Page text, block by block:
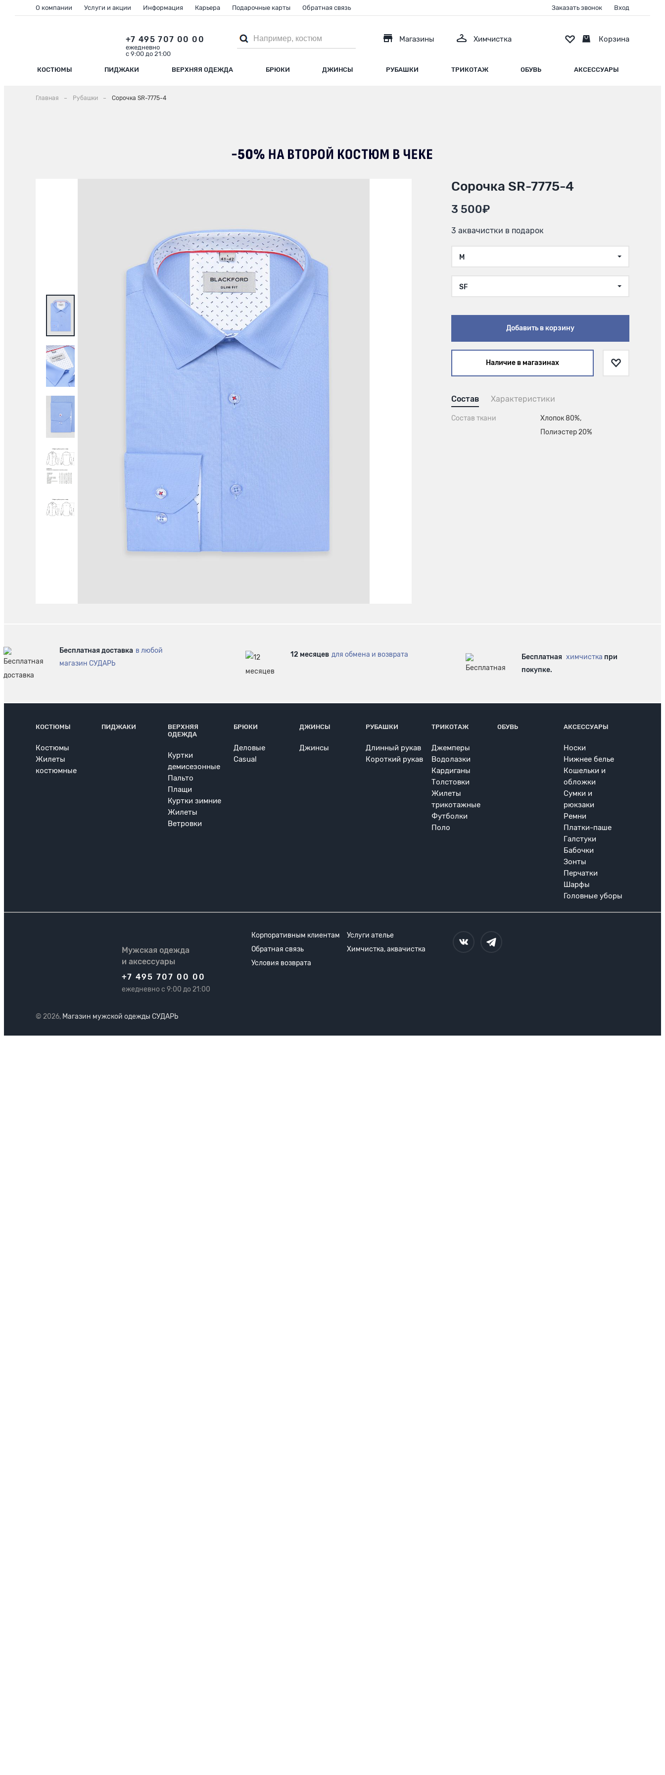
КОСТЮМЫ ПИДЖАКИ ВЕРХНЯЯ ОДЕЖДА БРЮКИ ДЖИНСЫ РУБАШКИ ТРИКОТАЖ ОБУВЬ АКСЕССУАРЫ
+7 495 707 00 00
ежедневно
с 9:00 до 21:00
Магазины Химчистка
О компании Услуги и акции Информация Карьера Подарочные карты Обратная связь Заказать звонок Вход
Корзина
Главная Рубашки Сорочка SR-7775-4
Сорочка SR-7775-4
3 500₽
3 аквачистки в подарок
M
SF
Добавить в корзину
Наличие в магазинах
Состав Характеристики
Состав ткани
Хлопок 80%,
Полиэстер 20%
Бесплатная доставка в любой
магазин СУДАРЬ
12 месяцев для обмена и возврата Бесплатная химчистка при
покупке.
КОСТЮМЫ
Костюмы
Жилеты
костюмные
ПИДЖАКИ
ВЕРХНЯЯ
ОДЕЖДА
Куртки
демисезонные
Пальто
Плащи
Куртки зимние
Жилеты
Ветровки
БРЮКИ
Деловые
Casual
ДЖИНСЫ
Джинсы
РУБАШКИ
Длинный рукав
Короткий рукав
ТРИКОТАЖ
Джемперы
Водолазки
Кардиганы
Толстовки
Жилеты
трикотажные
Футболки
Поло
ОБУВЬ АКСЕССУАРЫ
Носки
Нижнее белье
Кошельки и
обложки
Сумки и
рюкзаки
Ремни
Платки-паше
Галстуки
Бабочки
Зонты
Перчатки
Шарфы
Головные уборы
Мужская одежда
и аксессуары
+7 495 707 00 00
ежедневно с 9:00 до 21:00
Корпоративным клиентам
Услуги ателье
Обратная связь
Химчистка, аквачистка
Условия возврата
© 2026, Магазин мужской одежды СУДАРЬ